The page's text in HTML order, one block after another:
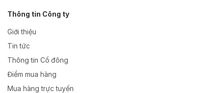
Thông tin Công ty
Giới thiệu
Tin tức
Thông tin Cổ đông
Điểm mua hàng
Mua hàng trực tuyến